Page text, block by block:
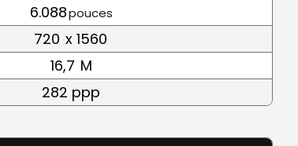
6.088pouces
720 x 1560
16,7 M
282 ppp